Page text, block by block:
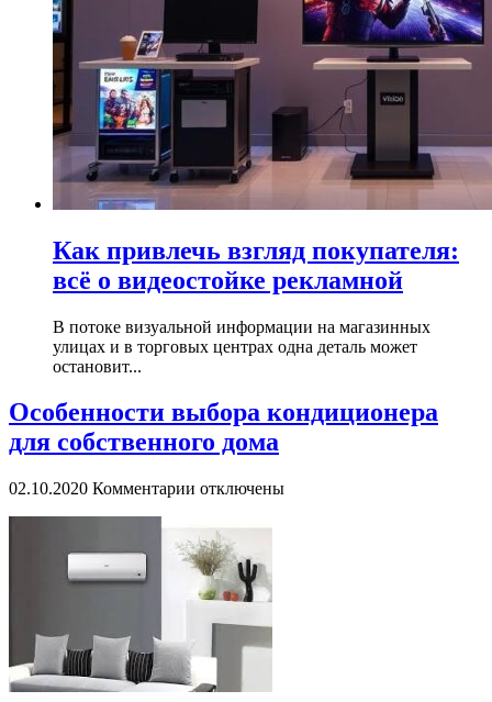
Как привлечь взгляд покупателя:
всё о видеостойке рекламной
В потоке визуальной информации на магазинных
улицах и в торговых центрах одна деталь может
остановит...
Особенности выбора кондиционера
для собственного дома
02.10.2020 Комментарии к
Особенности
выбора
кондиционера
для
собственного
дома
отключены